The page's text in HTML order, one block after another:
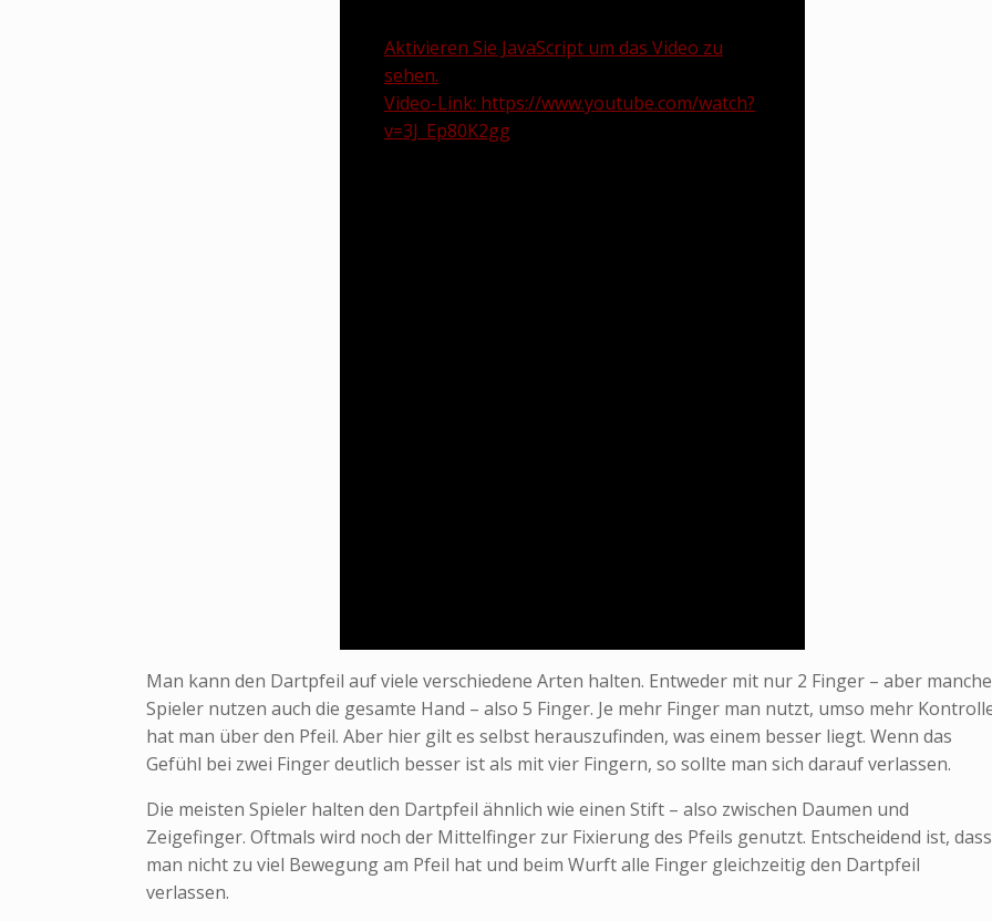
Aktivieren Sie JavaScript um das Video zu
sehen.
Video-Link: https://www.youtube.com/watch?
v=3J_Ep80K2gg
Man kann den Dartpfeil auf viele verschiedene Arten halten. Entweder mit nur 2 Finger – aber manche
Spieler nutzen auch die gesamte Hand – also 5 Finger. Je mehr Finger man nutzt, umso mehr
hat man über den Pfeil. Aber hier gilt es selbst herauszufinden, was einem besser liegt. Wenn das
Gefühl bei zwei Finger deutlich besser ist als mit vier Fingern, so sollte man sich darauf verlassen.
Die meisten Spieler halten den Dartpfeil ähnlich wie einen Stift – also zwischen Daumen und
Zeigefinger. Oftmals wird noch der Mittelfinger zur Fixierung des Pfeils genutzt. Entscheidend ist, dass
man nicht zu viel Bewegung am Pfeil hat und beim Wurft alle Finger gleichzeitig den Dartpfeil
verlassen.